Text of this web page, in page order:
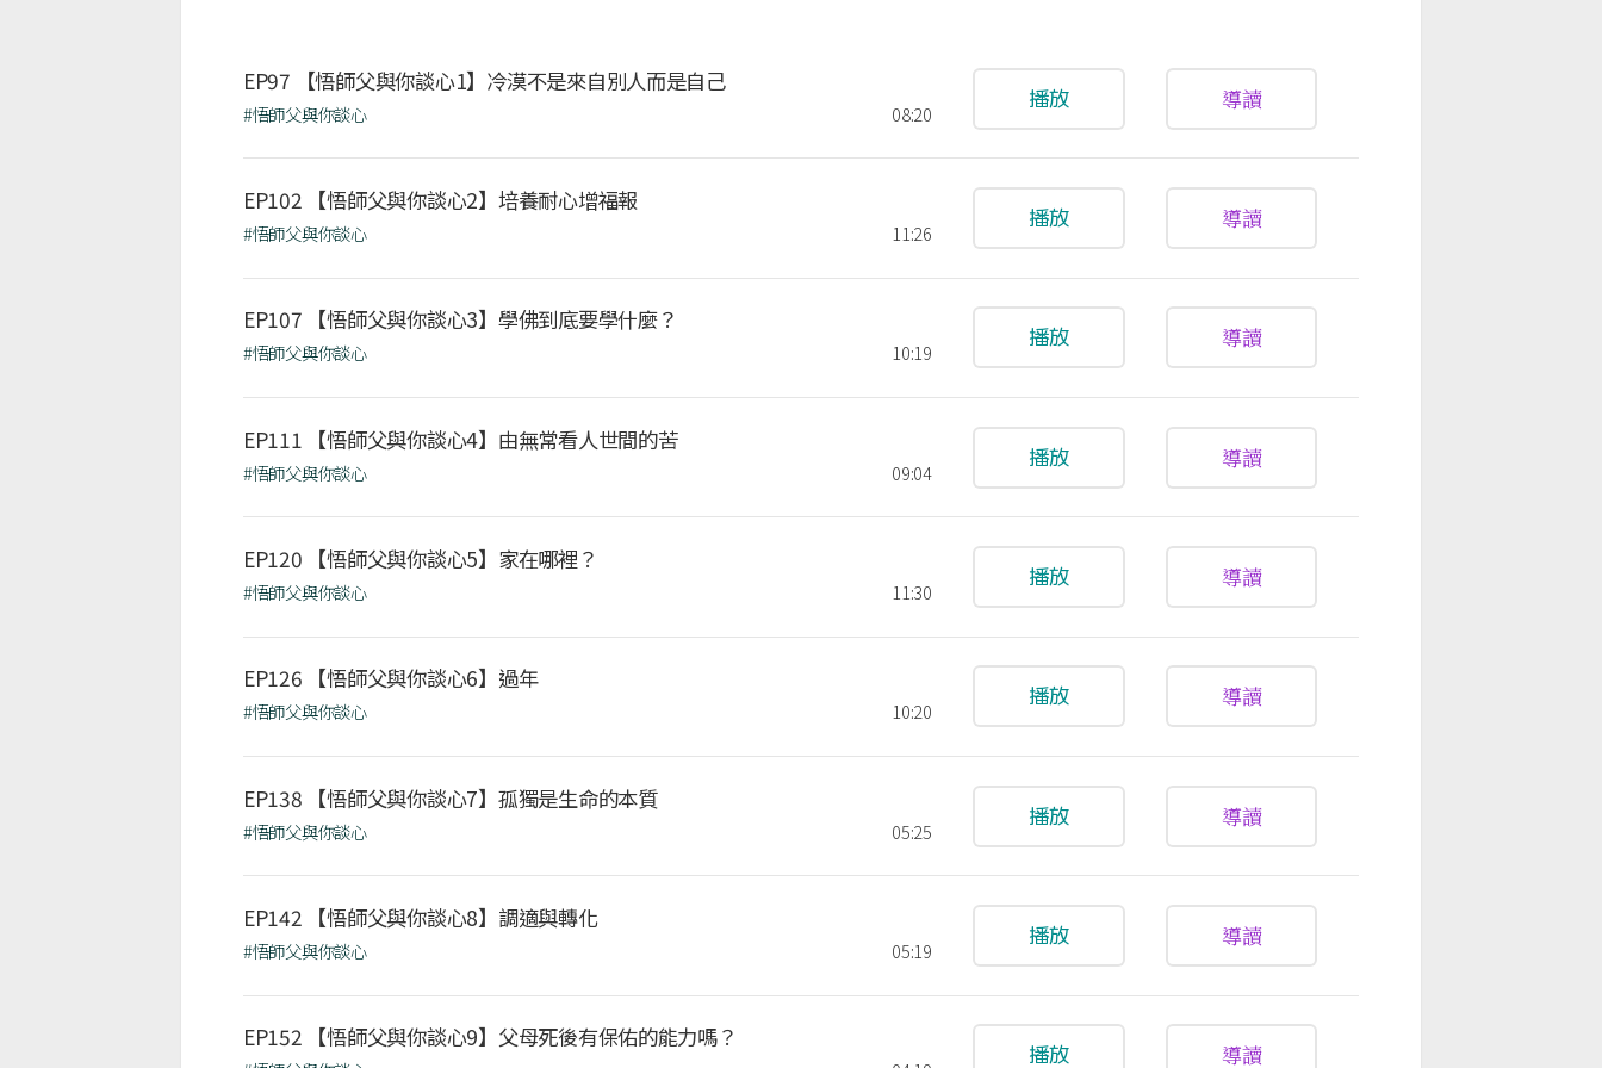
EP97 【悟師父與你談心1】冷漠不是來自別人而是自己
#悟師父與你談心 08:20
播放 導讀
EP102 【悟師父與你談心2】培養耐心增福報
#悟師父與你談心 11:26
播放 導讀
EP107 【悟師父與你談心3】學佛到底要學什麼？
#悟師父與你談心 10:19
播放 導讀
EP111 【悟師父與你談心4】由無常看人世間的苦
#悟師父與你談心 09:04
播放 導讀
EP120 【悟師父與你談心5】家在哪裡？
#悟師父與你談心 11:30
播放 導讀
EP126 【悟師父與你談心6】過年
#悟師父與你談心 10:20
播放 導讀
EP138 【悟師父與你談心7】孤獨是生命的本質
#悟師父與你談心 05:25
播放 導讀
EP142 【悟師父與你談心8】調適與轉化
#悟師父與你談心 05:19
播放 導讀
EP152 【悟師父與你談心9】父母死後有保佑的能力嗎？
播放 導讀